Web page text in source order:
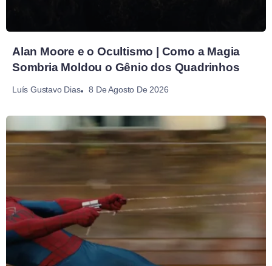
Alan Moore e o Ocultismo | Como a Magia
Sombria Moldou o Gênio dos Quadrinhos
Luís Gustavo Dias 8 De Agosto De 2026